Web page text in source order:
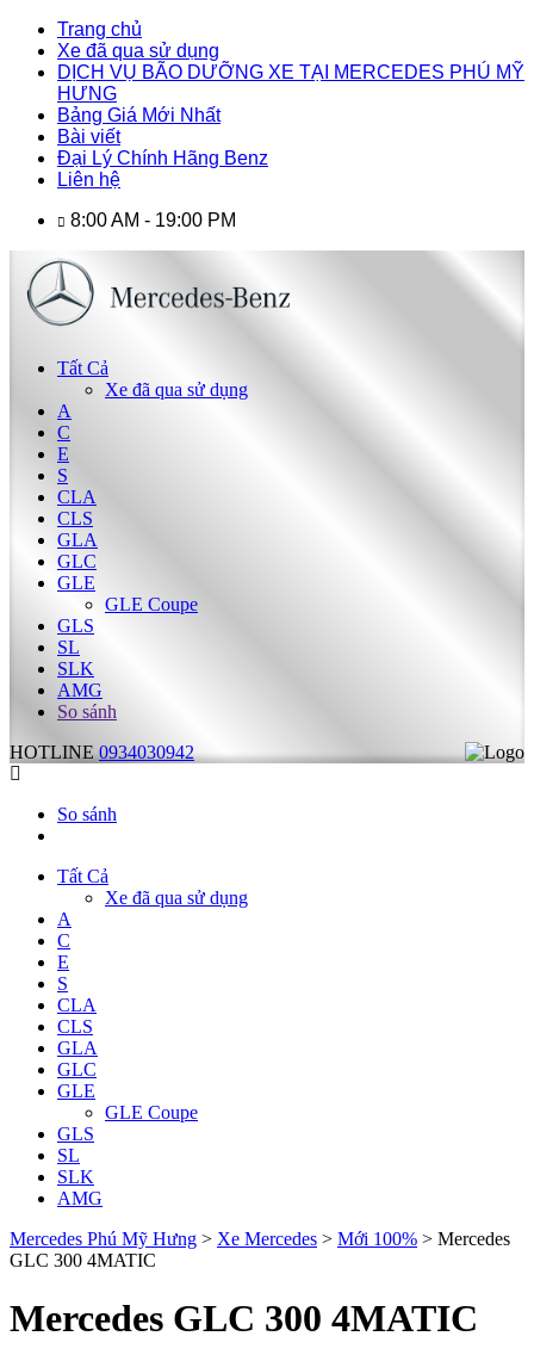
Trang chủ
Xe đã qua sử dụng
DỊCH VỤ BÃO DƯỠNG XE TẠI MERCEDES PHÚ MỸ
HƯNG
Bảng Giá Mới Nhất
Bài viết
Đại Lý Chính Hãng Benz
Liên hệ
8:00 AM - 19:00 PM
Tất Cả
Xe đã qua sử dụng
A
C
E
S
CLA
CLS
GLA
GLC
GLE
GLE Coupe
GLS
SL
SLK
AMG
So sánh
HOTLINE 0934030942
So sánh
Tất Cả
Xe đã qua sử dụng
A
C
E
S
CLA
CLS
GLA
GLC
GLE
GLE Coupe
GLS
SL
SLK
AMG
Mercedes Phú Mỹ Hưng > Xe Mercedes > Mới 100% > Mercedes
GLC 300 4MATIC
Mercedes GLC 300 4MATIC